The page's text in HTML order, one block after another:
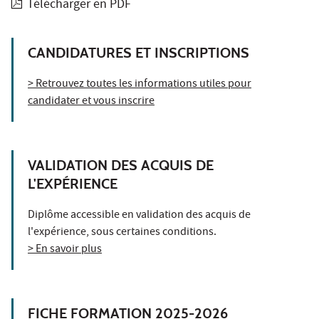
Télécharger en PDF
CANDIDATURES ET INSCRIPTIONS
> Retrouvez toutes les informations utiles pour
candidater et vous inscrire
VALIDATION DES ACQUIS DE
L'EXPÉRIENCE
Diplôme accessible en validation des acquis de
l'expérience, sous certaines conditions.
> En savoir plus
FICHE FORMATION 2025-2026